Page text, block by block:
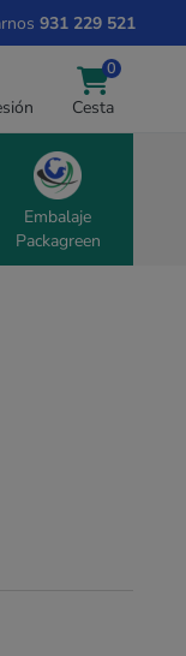
931 229 521
Cesta
0
Embalaje
Packagreen